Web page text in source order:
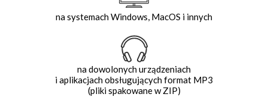
na systemach Windows, MacOS i innych
na dowolonych urządzeniach
i aplikacjach obsługujących format MP3
(pliki spakowane w ZIP)